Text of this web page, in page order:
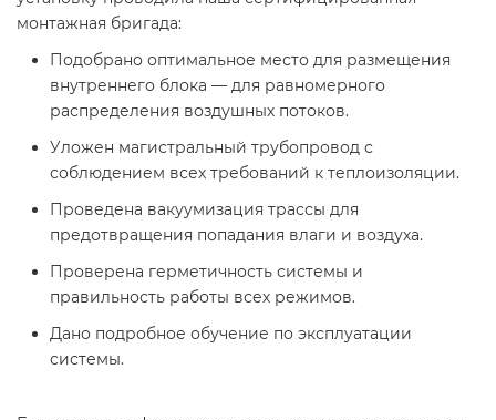
монтажная бригада:
Подобрано оптимальное место для размещения
внутреннего блока — для равномерного
распределения воздушных потоков.
Уложен магистральный трубопровод с
соблюдением всех требований к теплоизоляции.
Проведена вакуумизация трассы для
предотвращения попадания влаги и воздуха.
Проверена герметичность системы и
правильность работы всех режимов.
Дано подробное обучение по эксплуатации
системы.